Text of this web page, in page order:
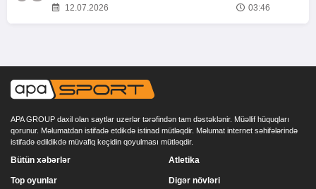
12.07.2026 03:46
APA GROUP daxil olan saytlar uzerlər tərəfindən tam dəstəklənir. Müəllif hüquqları
qorunur. Məlumatdan istifadə etdikdə istinad mütləqdir. Məlumat internet səhifələrində
istifadə edildikdə müvafiq keçidin qoyulması mütləqdir.
Bütün xəbərlər
Top oyunlar
Atletika
Digər növləri